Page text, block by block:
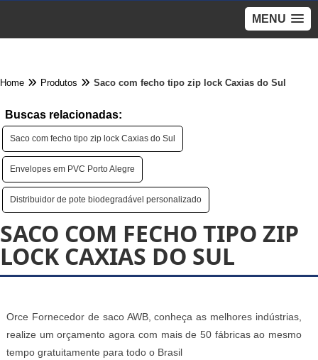
MENU
Home Produtos Saco com fecho tipo zip lock Caxias do Sul
Buscas relacionadas:
Saco com fecho tipo zip lock Caxias do Sul
Envelopes em PVC Porto Alegre
Distribuidor de pote biodegradável personalizado
SACO COM FECHO TIPO ZIP
LOCK CAXIAS DO SUL
Orce Fornecedor de saco AWB, conheça as melhores indústrias,
realize um orçamento agora com mais de 50 fábricas ao mesmo
tempo gratuitamente para todo o Brasil